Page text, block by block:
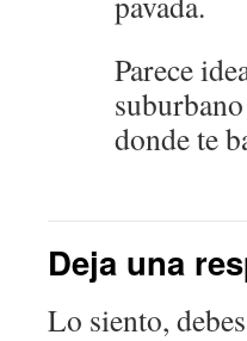
Parece
donde te
Deja una
Lo siento,